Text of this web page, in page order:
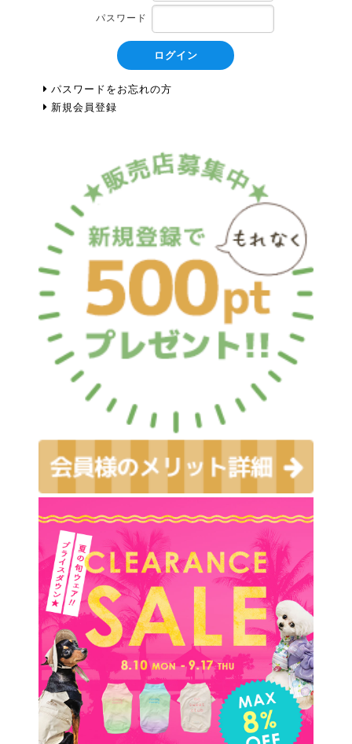
パスワード
ログイン
パスワードをお忘れの方
新規会員登録